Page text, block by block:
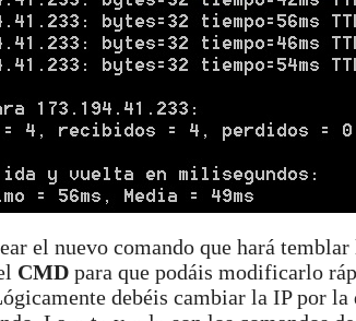
el nuevo comando que hará
CMD para que podáis modificarlo
debéis cambiar la IP por